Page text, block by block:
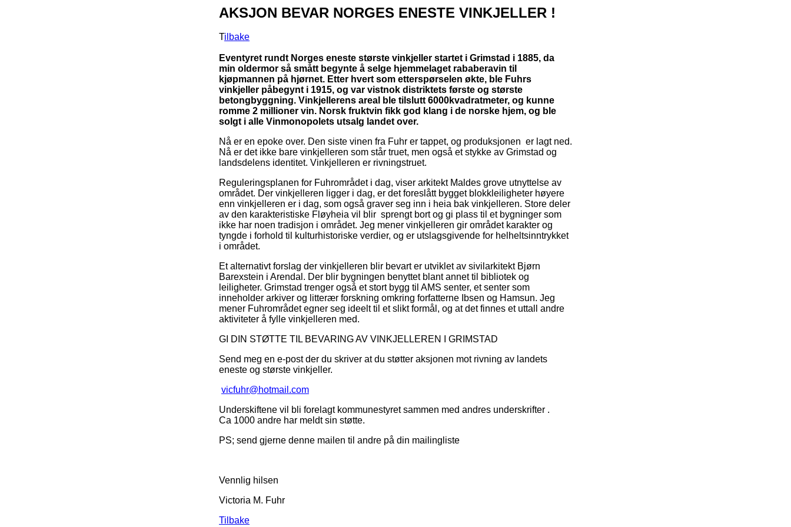
AKSJON BEVAR NORGES ENESTE VINKJELLER !
Tilbake
Eventyret rundt Norges eneste største vinkjeller startet i Grimstad i 1885, da
min oldermor så smått begynte å selge hjemmelaget rababeravin til
kjøpmannen på hjørnet. Etter hvert som etterspørselen økte, ble Fuhrs
vinkjeller påbegynt i 1915, og var vistnok distriktets første og største
betongbyggning. Vinkjellerens areal ble tilslutt 6000kvadratmeter, og kunne
romme 2 millioner vin. Norsk fruktvin fikk god klang i de norske hjem, og ble
solgt i alle Vinmonopolets utsalg landet over.
Nå er en epoke over. Den siste vinen fra Fuhr er tappet, og produksjonen er lagt ned.
Nå er det ikke bare vinkjelleren som står truet, men også et stykke av Grimstad og
landsdelens identitet. Vinkjelleren er rivningstruet.
Reguleringsplanen for Fuhrområdet i dag, viser arkitekt Maldes grove utnyttelse av
området. Der vinkjelleren ligger i dag, er det foreslått bygget blokkleiligheter høyere
enn vinkjelleren er i dag, som også graver seg inn i heia bak vinkjelleren. Store deler
av den karakteristiske Fløyheia vil blir sprengt bort og gi plass til et bygninger som
ikke har noen tradisjon i området. Jeg mener vinkjelleren gir området karakter og
tyngde i forhold til kulturhistoriske verdier, og er utslagsgivende for helheltsinntrykket
i området.
Et alternativt forslag der vinkjelleren blir bevart er utviklet av sivilarkitekt Bjørn
Barexstein i Arendal. Der blir bygningen benyttet blant annet til bibliotek og
leiligheter. Grimstad trenger også et stort bygg til AMS senter, et senter som
inneholder arkiver og litterær forskning omkring forfatterne Ibsen og Hamsun. Jeg
mener Fuhrområdet egner seg ideelt til et slikt formål, og at det finnes et uttall andre
aktiviteter å fylle vinkjelleren med.
GI DIN STØTTE TIL BEVARING AV VINKJELLEREN I GRIMSTAD
Send meg en e-post der du skriver at du støtter aksjonen mot rivning av landets
eneste og største vinkjeller.
vicfuhr@hotmail.com
Underskiftene vil bli forelagt kommunestyret sammen med andres underskrifter .
Ca 1000 andre har meldt sin støtte.
PS; send gjerne denne mailen til andre på din mailingliste
Vennlig hilsen
Victoria M. Fuhr
Tilbake